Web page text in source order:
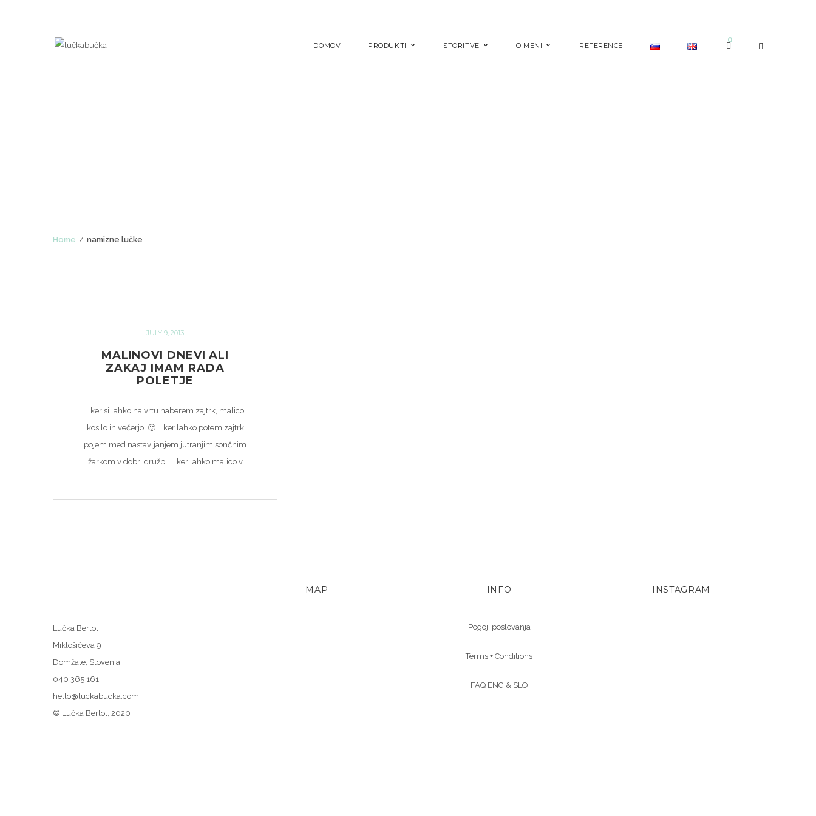
DOMOV PRODUKTI STORITVE O MENI REFERENCE
0
Home namizne lučke
JULY 9, 2013
MALINOVI DNEVI ALI
ZAKAJ IMAM RADA
POLETJE
… ker si lahko na vrtu naberem zajtrk, malico,
kosilo in večerjo! 🙂 … ker lahko potem zajtrk
pojem med nastavljanjem jutranjim sončnim
žarkom v dobri družbi. … ker lahko malico v
Lučka Berlot
Miklošičeva 9
Domžale, Slovenia
040 365 161
hello@luckabucka.com
© Lučka Berlot, 2020
MAP INFO
Pogoji poslovanja
Terms + Conditions
FAQ ENG &SLO
INSTAGRAM